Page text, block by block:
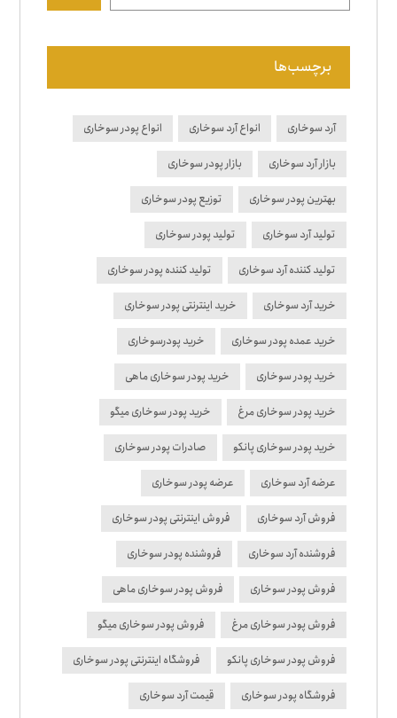
برچسب‌ها
آرد سوخاری انواع آرد سوخاری انواع پودر سوخاری
بازار آرد سوخاری بازار پودر سوخاری
بهترین پودر سوخاری توزیع پودر سوخاری
تولید آرد سوخاری تولید پودر سوخاری
تولید کننده آرد سوخاری تولید کننده پودر سوخاری
خرید آرد سوخاری خرید اینترنتی پودر سوخاری
خرید عمده پودر سوخاری خرید پودرسوخاری
خرید پودر سوخاری خرید پودر سوخاری ماهی
خرید پودر سوخاری مرغ خرید پودر سوخاری میگو
خرید پودر سوخاری پانکو صادرات پودر سوخاری
عرضه آرد سوخاری عرضه پودر سوخاری
فروش آرد سوخاری فروش اینترنتی پودر سوخاری
فروشنده آرد سوخاری فروشنده پودر سوخاری
فروش پودر سوخاری فروش پودر سوخاری ماهی
فروش پودر سوخاری مرغ فروش پودر سوخاری میگو
فروش پودر سوخاری پانکو فروشگاه اینترنتی پودر سوخاری
فروشگاه پودر سوخاری قیمت آرد سوخاری